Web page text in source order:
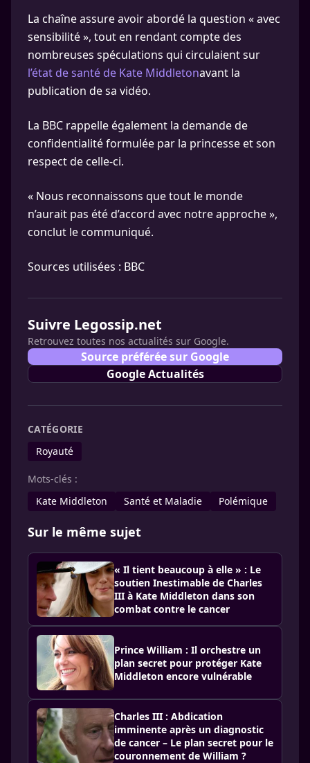
La chaîne assure avoir abordé la question « avec
sensibilité », tout en rendant compte des
nombreuses spéculations qui circulaient sur
l’état de santé de Kate Middletonavant la
publication de sa vidéo.
La BBC rappelle également la demande de
confidentialité formulée par la princesse et son
respect de celle-ci.
« Nous reconnaissons que tout le monde
n’aurait pas été d’accord avec notre approche »,
conclut le communiqué.
Sources utilisées : BBC
Suivre Legossip.net
Retrouvez toutes nos actualités sur Google.
Source préférée sur Google
Google Actualités
CATÉGORIE
Royauté
Mots-clés :
Kate Middleton
Santé et Maladie Polémique
Sur le même sujet
« Il tient beaucoup à elle » : Le
soutien Inestimable de Charles
III à Kate Middleton dans son
combat contre le cancer
Prince William : Il orchestre un
plan secret pour protéger Kate
Middleton encore vulnérable
Charles III : Abdication
imminente après un diagnostic
de cancer – Le plan secret pour le
couronnement de William ?